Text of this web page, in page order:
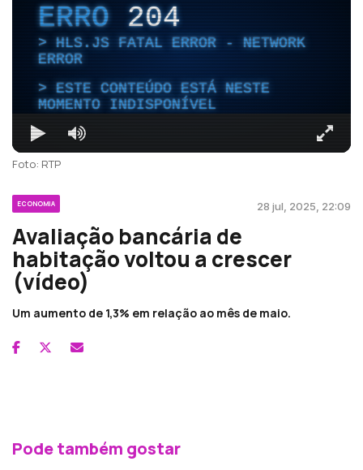
ERRO204
HLS.JS FATAL ERROR - NETWORK
ERROR
ESTE CONTEÚDO ESTÁ NESTE
MOMENTO INDISPONÍVEL
Foto: RTP
ECONOMIA 28 jul, 2025, 22:09
Avaliação bancária de
habitação voltou a crescer
(vídeo)
Um aumento de 1,3% em relação ao mês de maio.
Pode também gostar